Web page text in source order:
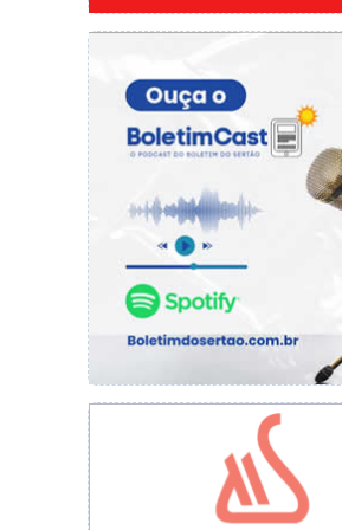
Equilíbrio
A medida também visa
econômico-financeiro das
energia, que alegam “carregar
medidas adicionais adotadas
de escassez hídrica.
“Os custos para
aumentaram
semestre [de 2021], abrindo
despesas que as
enfrentamento dessa crise
tarifária, mesmo com a
afirmou Ricardo Brandão,
da Associação Brasileira das